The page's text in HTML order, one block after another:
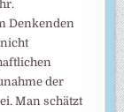
Denkenden
der
Man schätzt